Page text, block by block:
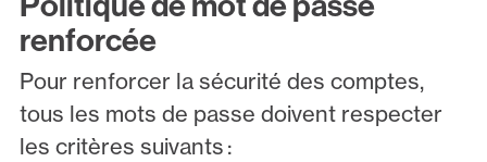
renforcée
Pour renforcer la sécurité des comptes,
tous les mots de passe doivent respecter
les critères suivants :